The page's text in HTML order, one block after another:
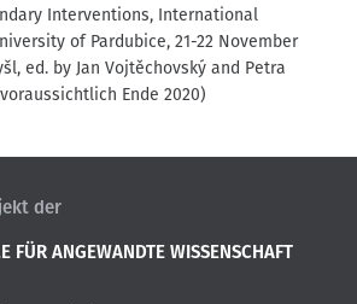
Interventions, International
of Pardubice, 21-22 November
ed. by Jan Vojtěchovský and Petra
Ende 2020)
der
FÜR ANGEWANDTE WISSENSCHAFT